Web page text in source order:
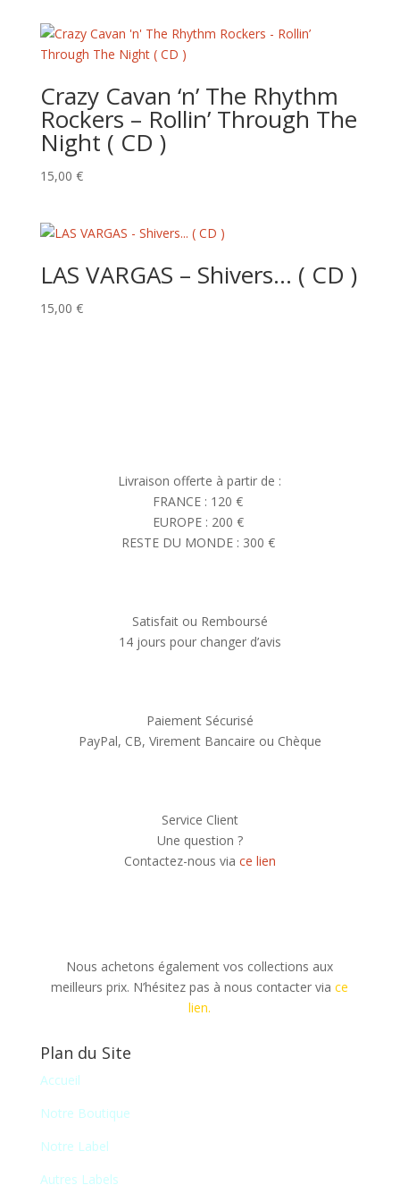
était :
15,00 €.
est :
10,00 €.
Crazy Cavan ‘n’ The Rhythm
Rockers – Rollin’ Through The
Night ( CD )
15,00 €
LAS VARGAS – Shivers… ( CD )
15,00 €
Livraison offerte à partir de :
FRANCE : 120 €
EUROPE : 200 €
RESTE DU MONDE : 300 €
Satisfait ou Remboursé
14 jours pour changer d’avis
Paiement Sécurisé
PayPal, CB, Virement Bancaire ou Chèque
Service Client
Une question ?
Contactez-nous via ce lien
Nous achetons également vos collections aux
meilleurs prix. N’hésitez pas à nous contacter viace
lien.
Plan du Site
Accueil
Notre Boutique
Notre Label
Autres Labels